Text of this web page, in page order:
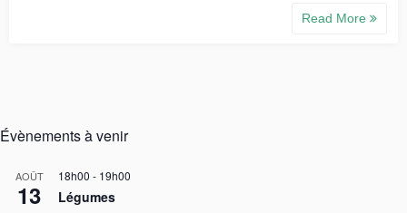
Read More
Évènements à venir
AOÛT
13
18h00 - 19h00
Légumes